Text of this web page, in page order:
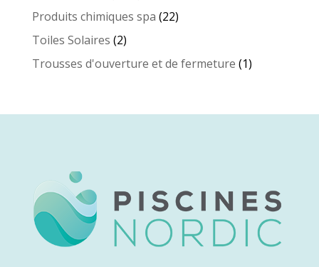
Produits chimiques spa 2222
Toiles Solaires 22
produits
Trousses d'ouverture et de fermeture 11